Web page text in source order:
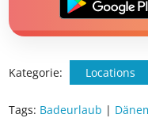
🧝 Konto anlegen
✅ Sommer